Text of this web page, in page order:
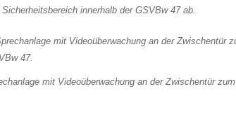
innerhalb der GSVBw 47 ab.
mit Videoüberwachung an der Zwischentür zum